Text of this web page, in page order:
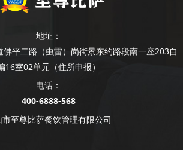
地址：
平二路（虫雷）岗街景东约路段南一座203自
16室02单元（住所申报）
电话：
400-6888-568
市至尊比萨餐饮管理有限公司